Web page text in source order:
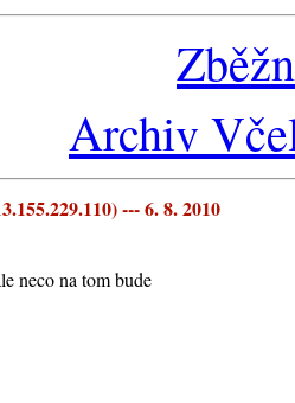
Archiv
--- 6. 8. 2010
neco na tom bude